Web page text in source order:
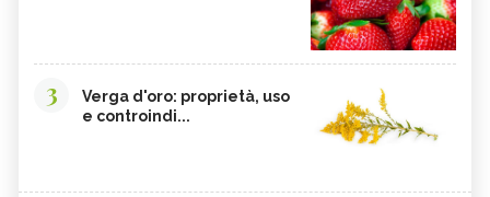
3
Verga d'oro: proprietà, uso
e controindi...